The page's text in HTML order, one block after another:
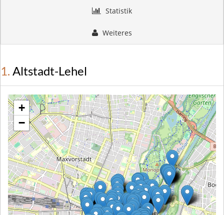
Statistik
Weiteres
1. Altstadt-Lehel
+
−